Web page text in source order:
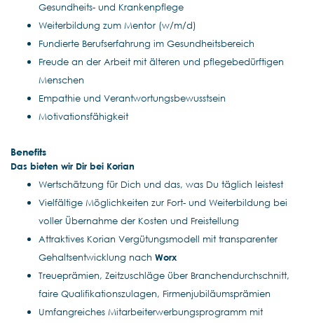
Gesundheits- und Krankenpflege
Weiterbildung zum Mentor (w/m/d)
Fundierte Berufserfahrung im Gesundheitsbereich
Freude an der Arbeit mit älteren und pflegebedürftigen
Menschen
Empathie und Verantwortungsbewusstsein
Motivationsfähigkeit
Benefits
Das bieten wir Dir bei Korian
Wertschätzung für Dich und das, was Du täglich leistest
Vielfältige Möglichkeiten zur Fort- und Weiterbildung bei
voller Übernahme der Kosten und Freistellung
Attraktives Korian Vergütungsmodell mit transparenter
Gehaltsentwicklung nach Worx
Treueprämien, Zeitzuschläge über Branchendurchschnitt,
faire Qualifikationszulagen, Firmenjubiläumsprämien
Umfangreiches Mitarbeiterwerbungsprogramm mit